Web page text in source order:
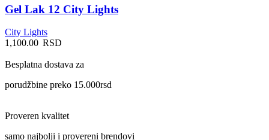
Gel Lak 12 City Lights
City Lights
1,100.00 RSD
Besplatna dostava za
porudžbine preko 15.000rsd
Proveren kvalitet
samo najbolji i provereni brendovi